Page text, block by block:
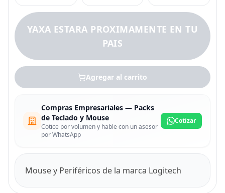
YAXA ESTARA PROXIMAMENTE EN TU
PAIS
Agregar al carrito
Compras Empresariales — Packs
de Teclado y Mouse
Cotice por volumen y hable con un asesor
por WhatsApp
Cotizar
Mouse y Periféricos de la marca Logitech